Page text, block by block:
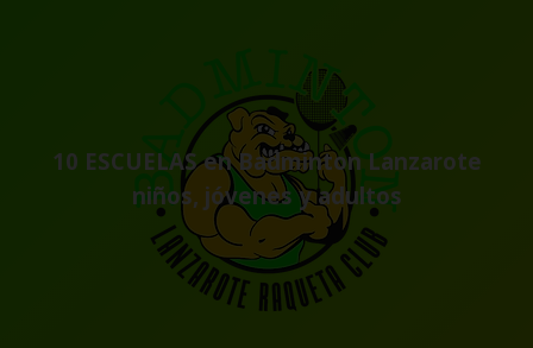
10 ESCUELAS enBadminton Lanzarote
niños, jóvenes y adultos